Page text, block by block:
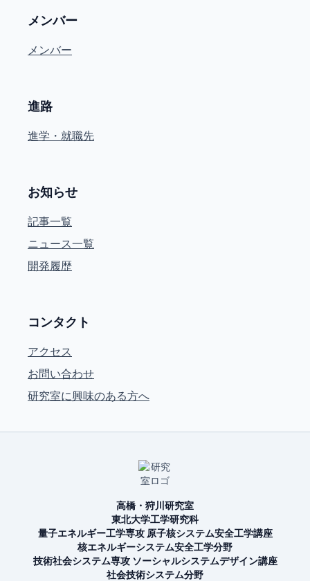
メンバー
メンバー
進路
進学・就職先
お知らせ
記事一覧
ニュース一覧
開発履歴
コンタクト
アクセス
お問い合わせ
研究室に興味のある方へ
高橋・狩川研究室
東北大学工学研究科
量子エネルギー工学専攻 原子核システム安全工学講座
核エネルギーシステム安全工学分野
技術社会システム専攻 ソーシャルシステムデザイン講座
社会技術システム分野